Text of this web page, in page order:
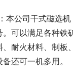
本公司干式磁选
。可以满足各种铁
耐火材料、制板
还可一机多用。